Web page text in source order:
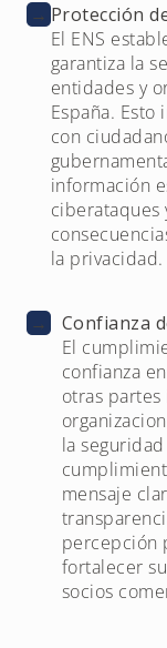
→ Protección
El ENS
garantiza la
entidades y
España.
con
información
la privacidad.
→
Confianza
El
confianza
otras partes
la
mensaje
percepción
fortalecer
socios